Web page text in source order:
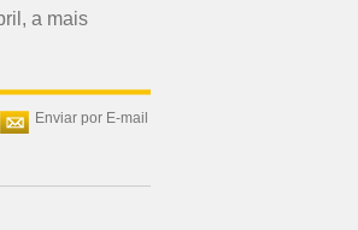
a mais
Enviar por E-mail